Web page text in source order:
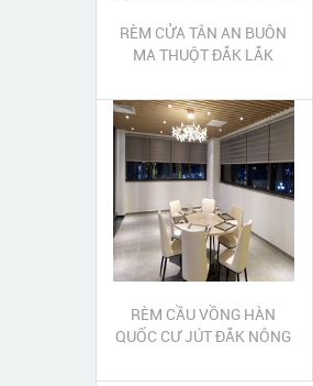
RÈM CỬA TÂN AN BUÔN
MA THUỘT ĐẮK LẮK
RÈM CẦU VỒNG HÀN
QUỐC CƯ JÚT ĐẮK NÔNG
ĐẮK NÔNG